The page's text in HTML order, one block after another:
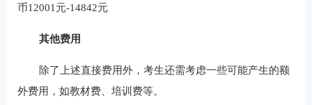
币12001元-14842元
其他费用
除了上述直接费用外，考生还需考虑一些可能产生的额
外费用，如教材费、培训费等。